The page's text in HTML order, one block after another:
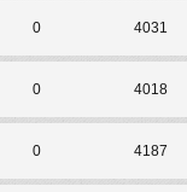
0 4031
0 4018
0 4187